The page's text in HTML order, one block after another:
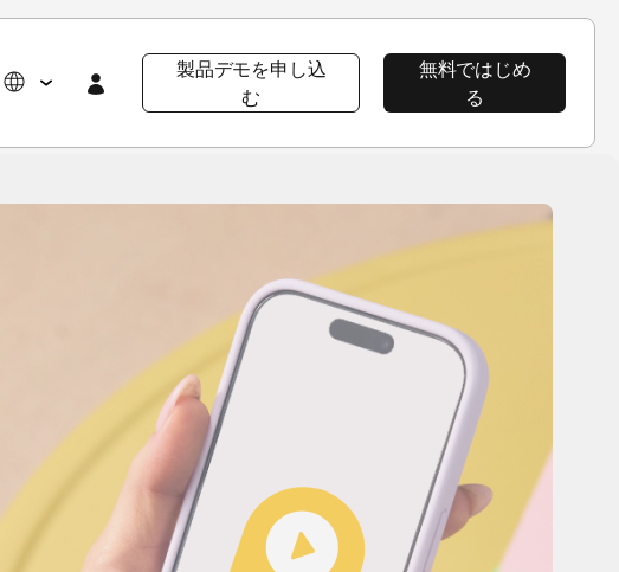
プロダクトツアー
プロダクトニュース
エンタープライズ向けセキュリティ
パッケージ
プロダクトツアー
イベント＆ウェビナー
導入事例
ソーシャルインパクト
採用情報
ニュースルーム
導入事例Wolt
プロダクト ツアー
AppsFlyerの優位性
ラーニングポータル
Developer Hub
ヘルプページ
プロダクトニュース
製品デモを申し込
む
無料ではじめ
る